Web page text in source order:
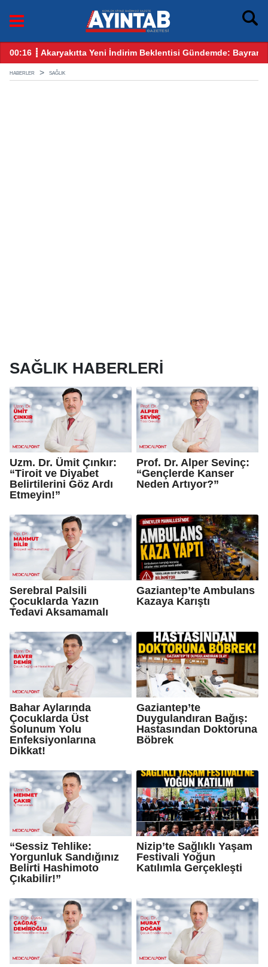
00:16 ┋ Akaryakıtta Yeni İndirim Beklentisi Gündemde:
HABERLER SAĞLIK
SAĞLIK HABERLERI
Uzm. Dr. Ümit Çınkır:
“Tiroit ve Diyabet
Belirtilerini Göz Ardı
Etmeyin!”
Prof. Dr. Alper Sevinç:
“Gençlerde Kanser
Neden Artıyor?”
Serebral Palsili
Çocuklarda Yazın
Tedavi Aksamamalı
Gaziantep’te Ambulans
Kazaya Karıştı
Bahar Aylarında
Çocuklarda Üst
Solunum Yolu
Enfeksiyonlarına
Dikkat!
Gaziantep’te
Duygulandıran Bağış:
Hastasından Doktoruna
Böbrek
“Sessiz Tehlike:
Yorgunluk Sandığınız
Belirti Hashimoto
Çıkabilir!”
Nizip’te Sağlıklı Yaşam
Festivali Yoğun
Katılımla Gerçekleşti